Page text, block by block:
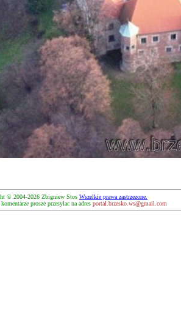
© 2004-2026 Zbigniew Stos Wszelkie prawa zastrzezone.
prosze przesylac na adres portal.brzesko.ws@gmail.com